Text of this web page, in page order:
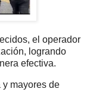
el operador
logrando
efectiva.
mayores de